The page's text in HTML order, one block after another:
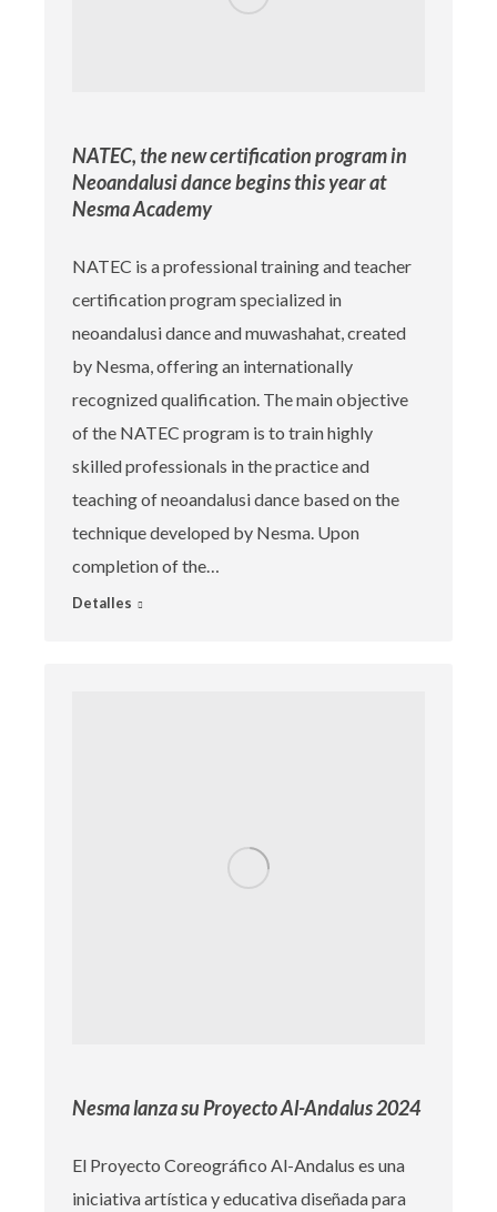
NATEC, the new certification program in
Neoandalusi dance begins this year at
Nesma Academy
NATEC is a professional training and teacher
certification program specialized in
neoandalusi dance and muwashahat, created
by Nesma, offering an internationally
recognized qualification. The main objective
of the NATEC program is to train highly
skilled professionals in the practice and
teaching of neoandalusi dance based on the
technique developed by Nesma. Upon
completion of the…
Detalles
Nesma lanza su Proyecto Al-Andalus 2024
El Proyecto Coreográfico Al-Andalus es una
iniciativa artística y educativa diseñada para